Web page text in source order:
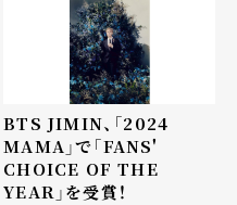
BTS JIMIN、「2024
MAMA」で「FANS'
CHOICE OF THE
YEAR」を受賞！